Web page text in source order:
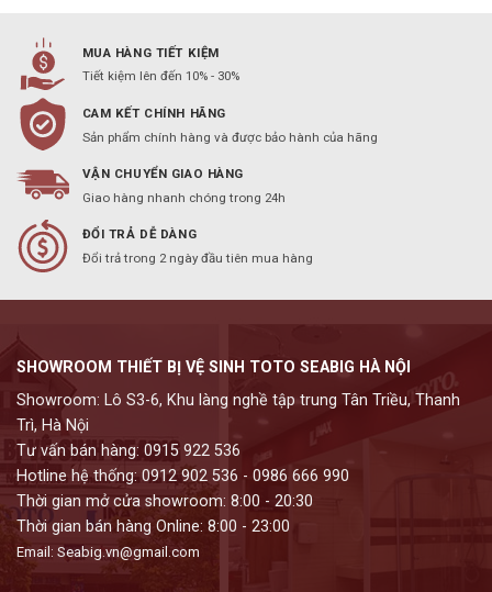
MUA HÀNG TIẾT KIỆM
Tiết kiệm lên đến 10% - 30%
CAM KẾT CHÍNH HÃNG
Sản phẩm chính hàng và được bảo hành của hãng
VẬN CHUYỂN GIAO HÀNG
Giao hàng nhanh chóng trong 24h
ĐỔI TRẢ DỄ DÀNG
Đổi trả trong 2 ngày đầu tiên mua hàng
SHOWROOM THIẾT BỊ VỆ SINH TOTO SEABIG HÀ NỘI
Showroom: Lô S3-6, Khu làng nghề tập trung Tân Triều, Thanh
Trì, Hà Nội
Tư vấn bán hàng: 0915 922 536
Hotline hệ thống: 0912 902 536 - 0986 666 990
Thời gian mở cửa showroom: 8:00 - 20:30
Thời gian bán hàng Online: 8:00 - 23:00
Email: Seabig.vn@gmail.com